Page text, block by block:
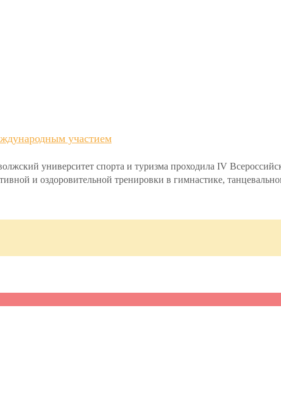
участием
университет спорта и туризма проходила IV
и оздоровительной тренировки в гимнастике,